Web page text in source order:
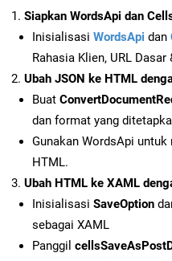
Siapkan WordsApi dan
Inisialisasi WordsApi dan
Rahasia Klien, URL Dasar
Ubah JSON ke HTML
Buat
dan format yang
Gunakan WordsApi
HTML.
Ubah HTML ke XAML
Inisialisasi SaveOption
sebagai XAML
Panggil